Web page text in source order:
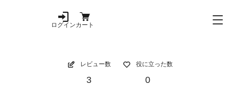
ログインカート
レビュー数
3
役に立った数
0